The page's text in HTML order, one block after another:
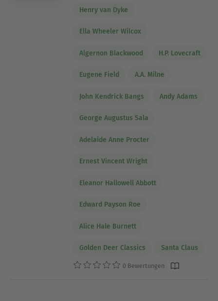
Henry van Dyke
Ella Wheeler Wilcox
Algernon Blackwood H.P. Lovecraft
Eugene Field A.A. Milne
John Kendrick Bangs Andy Adams
George Augustus Sala
Adelaide Anne Procter
Ernest Vincent Wright
Eleanor Hallowell Abbott
Edward Payson Roe
Alice Hale Burnett
Golden Deer Classics Santa Claus
0 Bewertungen